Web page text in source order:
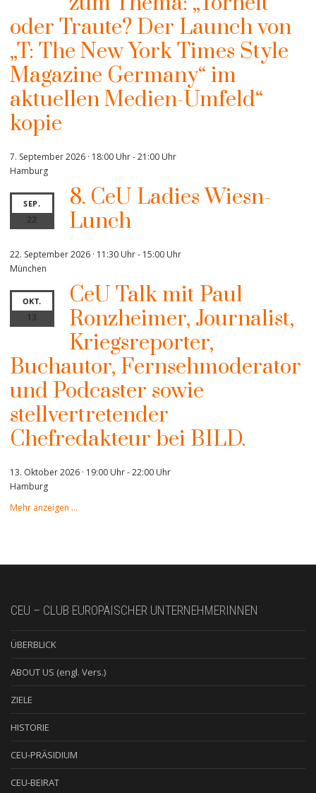
oder Traute? Der Launch von
„T: The New York Times Style
Magazine Germany“ im
aktuellen Medien-Umfeld“
kopie
7. September 2026 · 18:00 Uhr-21:00 Uhr
Hamburg
SEP.
22
8. CeU Ladies Wiesn-
Lunch
22. September 2026 · 11:30 Uhr- 15:00 Uhr
München
OKT.
13
CeU Talk mit Paul
Ronzheimer, Journalist,
Kriegsreporter,
Buchautor, Fernsehmoderator
und Podcaster sowie
stellvertretender
Chefredakteur bei BILD.
13. Oktober 2026 · 19:00 Uhr-22:00 Uhr
Hamburg
Mehr anzeigen …
CEU – CLUB EUROPÄISCHER UNTERNEHMERINNEN
ÜBERBLICK
ABOUT US (engl. Vers.)
ZIELE
HISTORIE
CEU-PRÄSIDIUM
CEU-BEIRAT